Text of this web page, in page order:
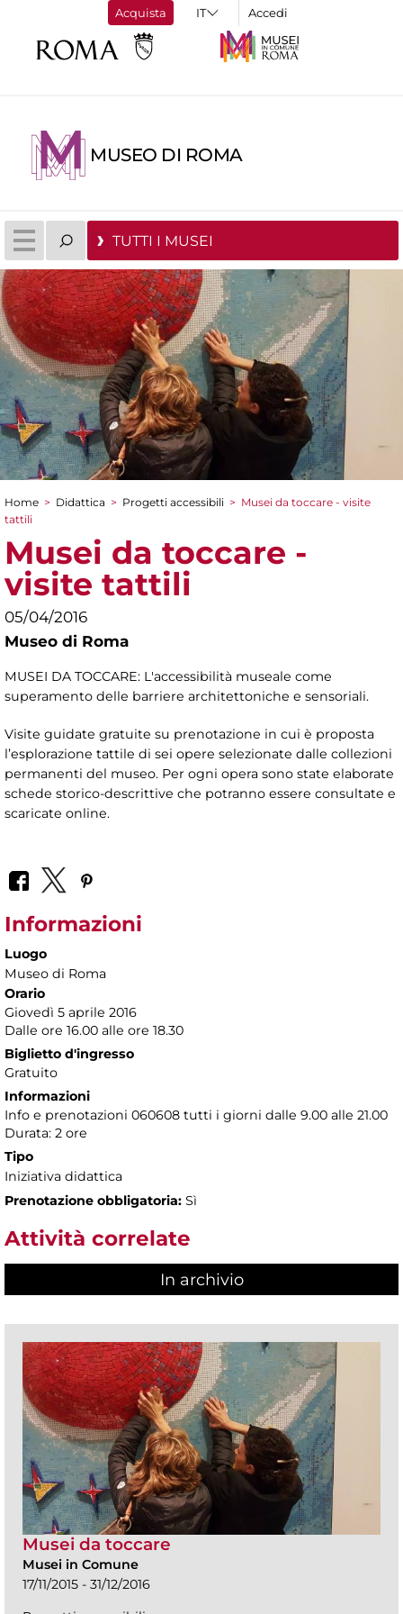
Acquista Accedi
MUSEO DI ROMA
TUTTI I MUSEI
Tu sei qui
Home > Didattica > Progetti accessibili > Musei da toccare - visite
tattili
Musei da toccare -
visite tattili
05/04/2016
Museo di Roma
MUSEI DA TOCCARE: L'accessibilità museale come
superamento delle barriere architettoniche e sensoriali.
Visite guidate gratuite su prenotazione in cui è proposta
l’esplorazione tattile di sei opere selezionate dalle collezioni
permanenti del museo. Per ogni opera sono state elaborate
schede storico-descrittive che potranno essere consultate e
scaricate online.
Informazioni
Luogo
Museo di Roma
Orario
Giovedì 5 aprile 2016
Dalle ore 16.00 alle ore 18.30
Biglietto d'ingresso
Gratuito
Informazioni
Info e prenotazioni 060608 tutti i giorni dalle 9.00 alle 21.00
Durata: 2 ore
Tipo
Iniziativa didattica
Prenotazione obbligatoria: Sì
Attività correlate
In archivio
Musei da toccare
Musei in Comune
17/11/2015 - 31/12/2016